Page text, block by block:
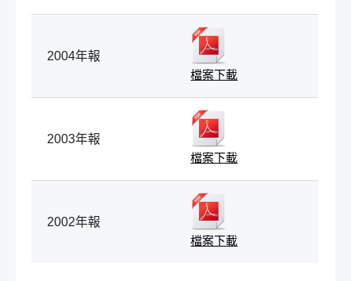
2004年報
檔案下載
2003年報
檔案下載
2002年報
檔案下載